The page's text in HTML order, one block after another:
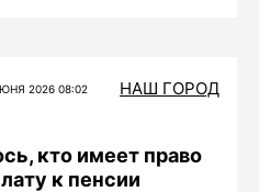
2026 08:02 НАШ ГОРОД
кто имеет право
к пенсии